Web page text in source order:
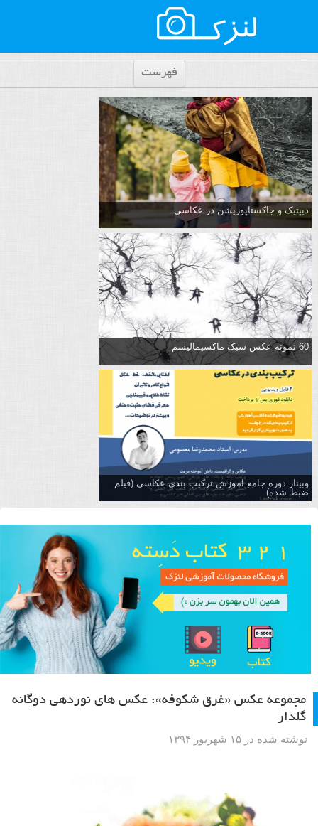
فهرست
دیپتیک و جاکستا‌پوزیشن در عکاسی
60 نمونه عکس سبک ماکسیمالیسم
وبینار دوره جامع آموزش تركيب بندي عكاسي (فیلم
ضبط شده)
مجموعه عکس «غرق شکوفه»: عکس های نوردهی دوگانه
گلدار
نوشته شده در ۱۵ شهریور ۱۳۹۴